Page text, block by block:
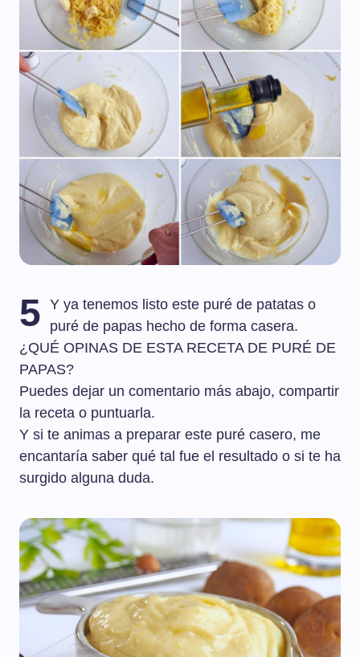
5
Y ya tenemos listo este puré de patatas o
puré de papas hecho de forma casera.
¿QUÉ OPINAS DE ESTA RECETA DE PURÉ DE
PAPAS?
Puedes dejar un comentario más abajo, compartir
la receta o puntuarla.
Y si te animas a preparar este puré casero, me
encantaría saber qué tal fue el resultado o si te ha
surgido alguna duda.